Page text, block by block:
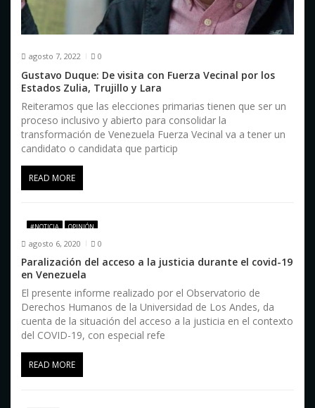
a
s
agosto 7, 2022 0
Gustavo Duque: De visita con Fuerza Vecinal por los
Estados Zulia, Trujillo y Lara
Reiteramos que las elecciones primarias tienen que ser un
proceso inclusivo y abierto para consolidar la
transformación de Venezuela Fuerza Vecinal va a tener un
candidato o candidata que particip
READ MORE
#NOTICIA OPINIÓN
agosto 6, 2020 0
Paralización del acceso a la justicia durante el covid-19
en Venezuela
El presente informe realizado por el Observatorio de
Derechos Humanos de la Universidad de Los Andes, da
cuenta de la situación del acceso a la justicia en el contexto
del COVID-19, con especial refe
READ MORE